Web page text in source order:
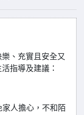
、充實且安全又
指導及建議：
人擔心，不和陌